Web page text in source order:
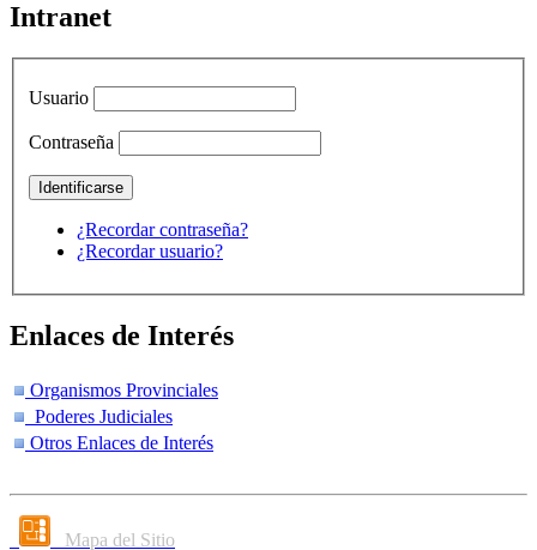
Intranet
Usuario
Contraseña
¿Recordar contraseña?
¿Recordar usuario?
Enlaces de Interés
Organismos Provinciales
Poderes Judiciales
Otros Enlaces de Interés
Mapa del Sitio